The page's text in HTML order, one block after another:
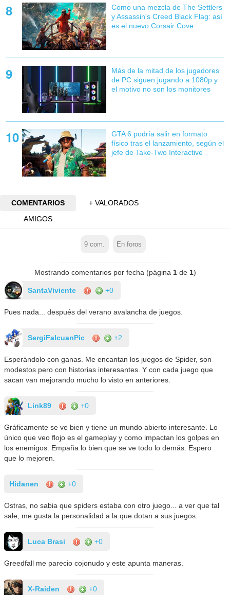
Como una mezcla de The Settlers
y Assassin's Creed Black Flag: así
es el nuevo Corsair Cove
Más de la mitad de los jugadores
de PC siguen jugando a 1080p y
el motivo no son los monitores
GTA 6 podría salir en formato
físico tras el lanzamiento, según el
jefe de Take-Two Interactive
COMENTARIOS
+ VALORADOS
AMIGOS
9 com. En foros
Mostrando comentarios por fecha (página 1de 1)
SantaViviente +0
Pues nada... después del verano avalancha de juegos.
SergiFalcuanPic +2
Esperándolo con ganas. Me encantan los juegos de Spider, son
modestos pero con historias interesantes. Y con cada juego que
sacan van mejorando mucho lo visto en anteriores.
Link89 +0
Gráficamente se ve bien y tiene un mundo abierto interesante. Lo
único que veo flojo es el gameplay y como impactan los golpes en
los enemigos. Empaña lo bien que se ve todo lo demás. Espero
que lo mejoren.
Hidanen +0
Ostras, no sabia que spiders estaba con otro juego... a ver que tal
sale, me gusta la personalidad a la que dotan a sus juegos.
Luca Brasi +0
Greedfall me parecio cojonudo y este apunta maneras.
X-Raiden +0